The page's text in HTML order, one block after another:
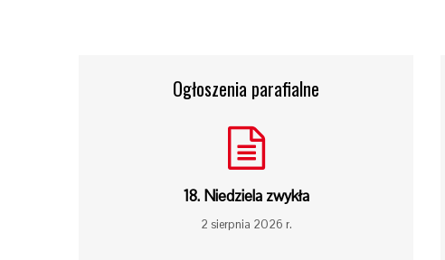
Ogłoszenia parafialne
18. Niedziela zwykła
2 sierpnia 2026 r.